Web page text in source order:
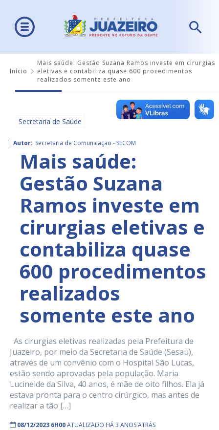
Início
Mais saúde: Gestão Suzana Ramos investe em cirurgias
eletivas e contabiliza quase 600 procedimentos
realizados somente este ano
Secretaria de Saúde
Autor: Secretaria de Comunicação - SECOM
Mais saúde:
Gestão Suzana
Ramos investe em
cirurgias eletivas e
contabiliza quase
600 procedimentos
realizados
somente este ano
As cirurgias eletivas realizadas pela Prefeitura de
Juazeiro, por meio da Secretaria de Saúde (Sesau),
através de um convênio com o Hospital São Lucas,
estão sendo aprovadas pela população. Maria
Lucineide da Silva, 40 anos, é mãe de oito filhos. Ela já
estava pronta para o centro cirúrgico, mas antes de
realizar a tão […]
08/12/2023 6H00ATUALIZADO HÁ 3 ANOS ATRÁS